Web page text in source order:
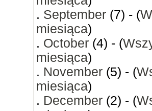
. September (7) - (
miesiąca)
. October (4) - (
miesiąca)
. November (5) - (
miesiąca)
. December (2) - (